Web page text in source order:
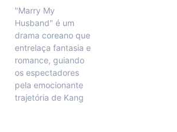
"Marry My
Husband" é um
drama coreano que
entrelaça fantasia e
romance, guiando
os espectadores
pela emocionante
trajetória de Kang